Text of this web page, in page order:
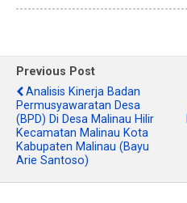
Previous Post
Analisis Kinerja Badan
Permusyawaratan Desa
(BPD) Di Desa Malinau Hilir
Kecamatan Malinau Kota
Kabupaten Malinau (Bayu
Arie Santoso)